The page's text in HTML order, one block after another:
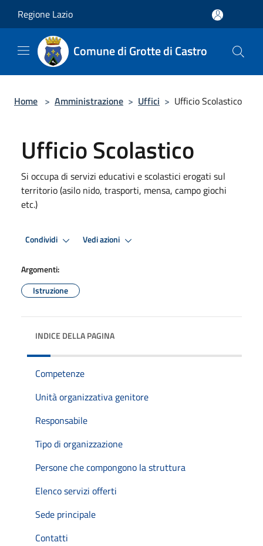
Regione Lazio
Comune di Grotte di Castro
Home > Amministrazione > Uffici > Ufficio Scolastico
Ufficio Scolastico
Si occupa di servizi educativi e scolastici erogati sul
territorio (asilo nido, trasporti, mensa, campo giochi
etc.)
Condividi Vedi azioni
Argomenti:
Istruzione
INDICE DELLA PAGINA
Competenze
Unità organizzativa genitore
Responsabile
Tipo di organizzazione
Persone che compongono la struttura
Elenco servizi offerti
Sede principale
Contatti